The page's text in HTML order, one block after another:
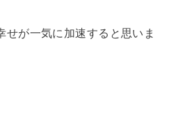
せが一気に加速すると思いま